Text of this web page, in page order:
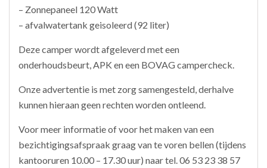
– Zonnepaneel 120 Watt
– afvalwatertank geisoleerd (92 liter)
Deze camper wordt afgeleverd met een
onderhoudsbeurt, APK en een BOVAG campercheck.
Onze advertentie is met zorg samengesteld, derhalve
kunnen hieraan geen rechten worden ontleend.
Voor meer informatie of voor het maken van een
bezichtigingsafspraak graag van te voren bellen (tijdens
kantooruren 10.00 – 17.30 uur) naar tel. 06 53 23 38 57